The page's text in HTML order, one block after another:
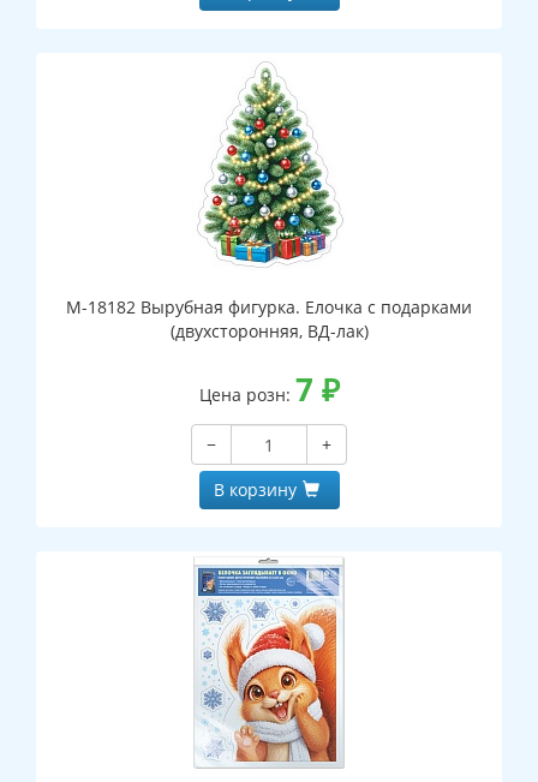
М-18182 Вырубная фигурка. Елочка с подарками
(двухсторонняя, ВД-лак)
Цена розн: 7 ₽
−
+
В корзину